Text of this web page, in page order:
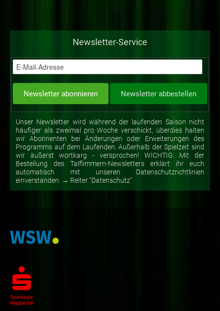
Newsletter-Service
Unser Newsletter wird während der laufenden Saison nicht
häufiger als zweimal pro Woche verschickt, überdies halten
wir Abonnenten bei Änderungen oder Erweiterungen des
Programms auf dem Laufenden. Außerhalb der Spielzeit sind
wir äußerst wortkarg - versprochen! WICHTIG: Mit der
Bestellung des Talflimmern-Newsletters erklärt ihr euch
automatisch mit unseren Datenschutzrichtlinien
einverstanden. → Reiter "Datenschutz"